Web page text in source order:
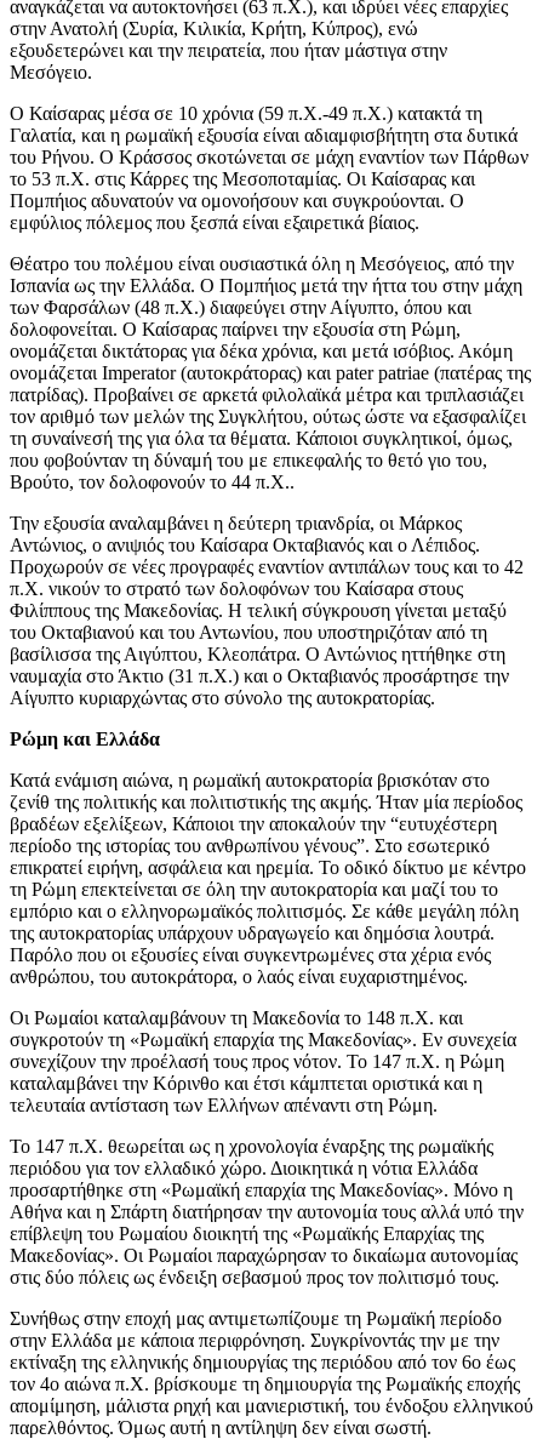
αναγκάζεται να αυτοκτονήσει (63 π.Χ.), και ιδρύει νέες επαρχίες
στην Ανατολή (Συρία, Κιλικία, Κρήτη, Κύπρος), ενώ
εξουδετερώνει και την πειρατεία, που ήταν μάστιγα στην
Μεσόγειο.
Ο Καίσαρας μέσα σε 10 χρόνια (59 π.Χ.-49 π.Χ.) κατακτά τη
Γαλατία, και η ρωμαϊκή εξουσία είναι αδιαμφισβήτητη στα δυτικά
του Ρήνου. Ο Κράσσος σκοτώνεται σε μάχη εναντίον των Πάρθων
το 53 π.Χ. στις Κάρρες της Μεσοποταμίας. Οι Καίσαρας και
Πομπήιος αδυνατούν να ομονοήσουν και συγκρούονται. Ο
εμφύλιος πόλεμος που ξεσπά είναι εξαιρετικά βίαιος.
Θέατρο του πολέμου είναι ουσιαστικά όλη η Μεσόγειος, από την
Ισπανία ως την Ελλάδα. Ο Πομπήιος μετά την ήττα του στην μάχη
των Φαρσάλων (48 π.Χ.) διαφεύγει στην Αίγυπτο, όπου και
δολοφονείται. Ο Καίσαρας παίρνει την εξουσία στη Ρώμη,
ονομάζεται δικτάτορας για δέκα χρόνια, και μετά ισόβιος. Ακόμη
ονομάζεται Imperator (αυτοκράτορας) και pater patriae (πατέρας της
πατρίδας). Προβαίνει σε αρκετά φιλολαϊκά μέτρα και τριπλασιάζει
τον αριθμό των μελών της Συγκλήτου, ούτως ώστε να εξασφαλίζει
τη συναίνεσή της για όλα τα θέματα. Κάποιοι συγκλητικοί, όμως,
που φοβούνταν τη δύναμή του με επικεφαλής το θετό γιο του,
Βρούτο, τον δολοφονούν το 44 π.Χ..
Την εξουσία αναλαμβάνει η δεύτερη τριανδρία, οι Μάρκος
Αντώνιος, ο ανιψιός του Καίσαρα Οκταβιανός και ο Λέπιδος.
Προχωρούν σε νέες προγραφές εναντίον αντιπάλων τους και το 42
π.Χ. νικούν το στρατό των δολοφόνων του Καίσαρα στους
Φιλίππους της Μακεδονίας. Η τελική σύγκρουση γίνεται μεταξύ
του Οκταβιανού και του Αντωνίου, που υποστηριζόταν από τη
βασίλισσα της Αιγύπτου, Κλεοπάτρα. Ο Αντώνιος ηττήθηκε στη
ναυμαχία στο Άκτιο (31 π.Χ.) και ο Οκταβιανός προσάρτησε την
Αίγυπτο κυριαρχώντας στο σύνολο της αυτοκρατορίας.
Ρώμη και Ελλάδα
Κατά ενάμιση αιώνα, η ρωμαϊκή αυτοκρατορία βρισκόταν στο
ζενίθ της πολιτικής και πολιτιστικής της ακμής. Ήταν μία περίοδος
βραδέων εξελίξεων, Κάποιοι την αποκαλούν την “ευτυχέστερη
περίοδο της ιστορίας του ανθρωπίνου γένους”. Στο εσωτερικό
επικρατεί ειρήνη, ασφάλεια και ηρεμία. Το οδικό δίκτυο με κέντρο
τη Ρώμη επεκτείνεται σε όλη την αυτοκρατορία και μαζί του το
εμπόριο και ο ελληνορωμαϊκός πολιτισμός. Σε κάθε μεγάλη πόλη
της αυτοκρατορίας υπάρχουν υδραγωγείο και δημόσια λουτρά.
Παρόλο που οι εξουσίες είναι συγκεντρωμένες στα χέρια ενός
ανθρώπου, του αυτοκράτορα, ο λαός είναι ευχαριστημένος.
Οι Ρωμαίοι καταλαμβάνουν τη Μακεδονία το 148 π.Χ. και
συγκροτούν τη «Ρωμαϊκή επαρχία της Μακεδονίας». Εν συνεχεία
συνεχίζουν την προέλασή τους προς νότον. Το 147 π.Χ. η Ρώμη
καταλαμβάνει την Κόρινθο και έτσι κάμπτεται οριστικά και η
τελευταία αντίσταση των Ελλήνων απέναντι στη Ρώμη.
Το 147 π.Χ. θεωρείται ως η χρονολογία έναρξης της ρωμαϊκής
περιόδου για τον ελλαδικό χώρο. Διοικητικά η νότια Ελλάδα
προσαρτήθηκε στη «Ρωμαϊκή επαρχία της Μακεδονίας». Μόνο η
Αθήνα και η Σπάρτη διατήρησαν την αυτονομία τους αλλά υπό την
επίβλεψη του Ρωμαίου διοικητή της «Ρωμαϊκής Επαρχίας της
Μακεδονίας». Οι Ρωμαίοι παραχώρησαν το δικαίωμα αυτονομίας
στις δύο πόλεις ως ένδειξη σεβασμού προς τον πολιτισμό τους.
Συνήθως στην εποχή μας αντιμετωπίζουμε τη Ρωμαϊκή περίοδο
στην Ελλάδα με κάποια περιφρόνηση. Συγκρίνοντάς την με την
εκτίναξη της ελληνικής δημιουργίας της περιόδου από τον 6ο έως
τον 4ο αιώνα π.Χ. βρίσκουμε τη δημιουργία της Ρωμαϊκής εποχής
απομίμηση, μάλιστα ρηχή και μανιεριστική, του ένδοξου ελληνικού
παρελθόντος. Όμως αυτή η αντίληψη δεν είναι σωστή.